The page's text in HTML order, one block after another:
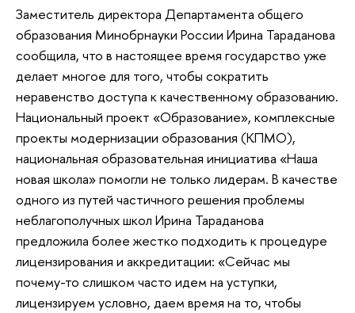
Заместитель директора Департамента общего
образования Минобрнауки России Ирина Тараданова
сообщила, что в настоящее время государство уже
делает многое для того, чтобы сократить
неравенство доступа к качественному образованию.
Национальный проект «Образование», комплексные
проекты модернизации образования (КПМО),
национальная образовательная инициатива «Наша
новая школа» помогли не только лидерам. В качестве
одного из путей частичного решения проблемы
неблагополучных школ Ирина Тараданова
предложила более жестко подходить к процедуре
лицензирования и аккредитации: «Сейчас мы
почему-то слишком часто идем на уступки,
лицензируем условно, даем время на то, чтобы